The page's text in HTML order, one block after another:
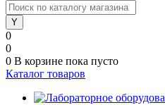
0
0
0 В корзине пока пусто
Каталог товаров